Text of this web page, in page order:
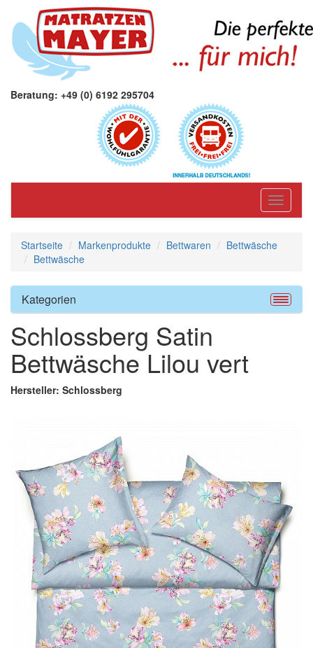
Beratung: +49 (0) 6192 295704
Toggle
Startseite Markenprodukte Bettwaren
Bettwäsche
Bettwäsche
Kategorien
Schlossberg Satin
Bettwäsche Lilou vert
Hersteller: Schlossberg